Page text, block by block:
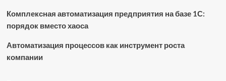
Комплексная автоматизация предприятия на базе 1С:
порядок вместо хаоса
Автоматизация процессов как инструмент роста
компании